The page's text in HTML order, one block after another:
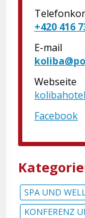
+420 416
E-mail
Webseite
Facebook
SPA UND
KONFERENZ